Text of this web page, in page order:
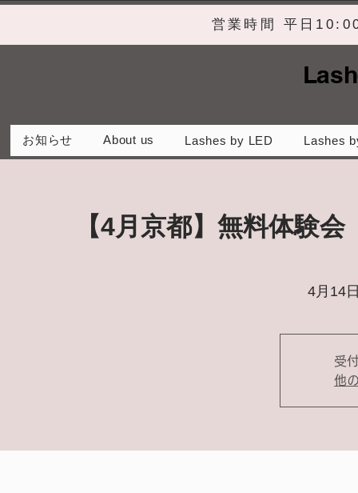
営業時間 平日
お知らせ About us Lashes by LED Lashes
【4月京都】無料体験
4月14
受
他